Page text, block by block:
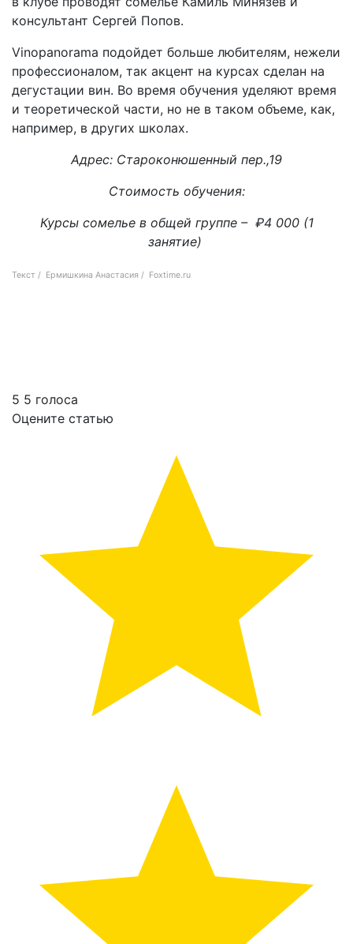
консультант Сергей Попов.
Vinopanorama подойдет больше любителям, нежели
профессионалом, так акцент на курсах сделан на
дегустации вин. Во время обучения уделяют время
и теоретической части, но не в таком объеме, как,
например, в других школах.
Адрес: Староконюшенный пер.,19
Стоимость обучения:
Курсы сомелье в общей группе – ₽4 000 (1
занятие)
Текст / Ермишкина Анастасия / Foxtime.ru
5 5 голоса
Оцените статью